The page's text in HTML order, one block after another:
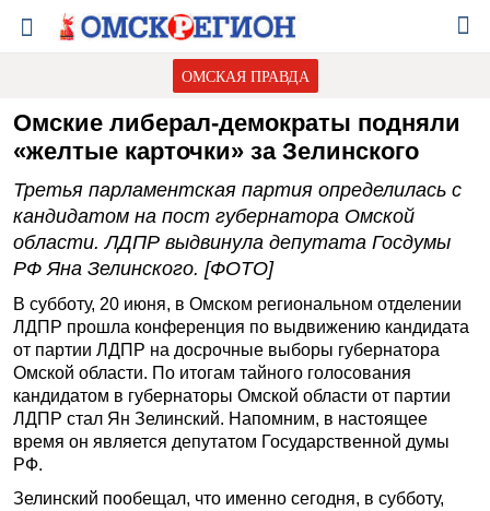
ОМСКАЯ ПРАВДА
Омские либерал-демократы подняли
«желтые карточки» за Зелинского
Третья парламентская партия определилась с
кандидатом на пост губернатора Омской
области. ЛДПР выдвинула депутата Госдумы
РФ Яна Зелинского. [ФОТО]
В субботу, 20 июня, в Омском региональном отделении
ЛДПР прошла конференция по выдвижению кандидата
от партии ЛДПР на досрочные выборы губернатора
Омской области. По итогам тайного голосования
кандидатом в губернаторы Омской области от партии
ЛДПР стал Ян Зелинский. Напомним, в настоящее
время он является депутатом Государственной думы
РФ.
Зелинский пообещал, что именно сегодня, в субботу,